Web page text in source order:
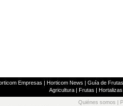
Empresas | Horticom News | Guía de
Agricultura| Frutas | Hortalizas
Quiénes somos